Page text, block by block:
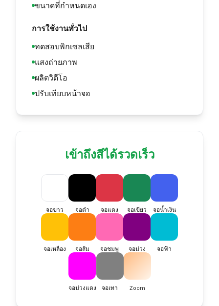
ขนาดที่กำหนดเอง
การใช้งานทั่วไป
ทดสอบพิกเซลเสีย
แสงถ่ายภาพ
ผลิตวิดีโอ
ปรับเทียบหน้าจอ
เข้าถึงสีได้รวดเร็ว
จอขาว จอดำ จอแดง จอเขียว จอน้ำเงิน
จอเหลือง จอส้ม จอชมพู จอม่วง จอฟ้า
จอม่วงแดง จอเทา Zoom